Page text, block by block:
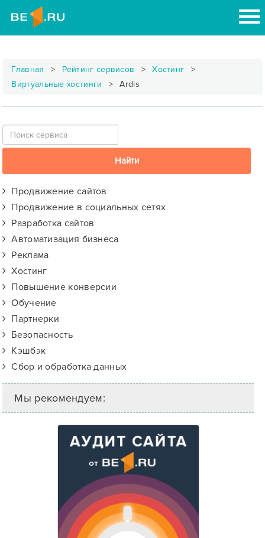
Главная Рейтинг сервисов
Хостинг
Виртуальные хостинги
Ardis
Продвижение сайтов
Продвижение в социальных сетях
Разработка сайтов
Автоматизация бизнеса
Реклама
Хостинг
Повышение конверсии
Обучение
Партнерки
Безопасность
Кэшбэк
Сбор и обработка данных
Мы рекомендуем: